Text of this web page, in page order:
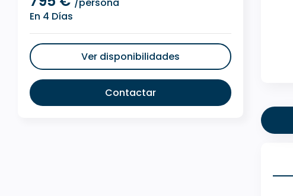
En 4 Días
Ver disponibilidades
Contactar